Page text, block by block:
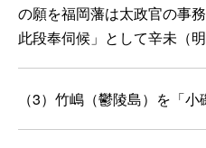
の願を福岡藩は太政官の事
此段奉伺候」として辛未（
（3）竹嶋（鬱陵島）を「